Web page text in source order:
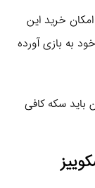
خرید این
لینک دعوت خود به بازی آورده
باید سکه کافی